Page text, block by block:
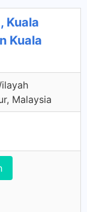
Kuala
Kuala
Malaysia